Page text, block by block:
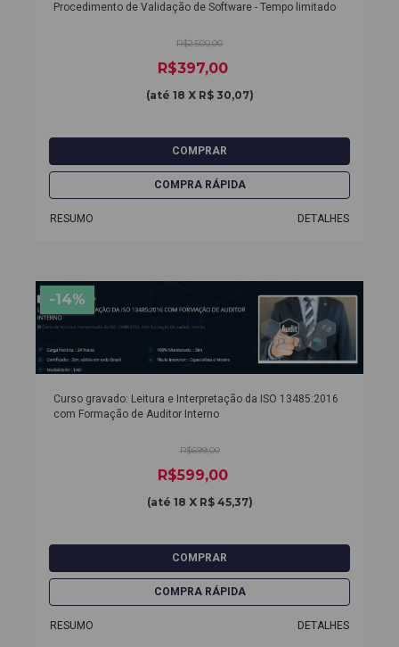
Procedimento de Validação de Software - Tempo limitado
R$2.500,00
R$397,00
(até 18 X R$ 30,07)
RESUMO DETALHES
-14%
Curso gravado: Leitura e Interpretação da ISO 13485:2016
com Formação de Auditor Interno
R$699,00
R$599,00
(até 18 X R$ 45,37)
RESUMO DETALHES